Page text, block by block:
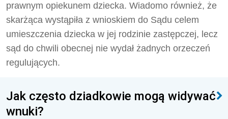
prawnym opiekunem dziecka. Wiadomo również, że
skarżąca wystąpiła z wnioskiem do Sądu celem
umieszczenia dziecka w jej rodzinie zastępczej, lecz
sąd do chwili obecnej nie wydał żadnych orzeczeń
regulujących.
Jak często dziadkowie mogą widywać
wnuki?